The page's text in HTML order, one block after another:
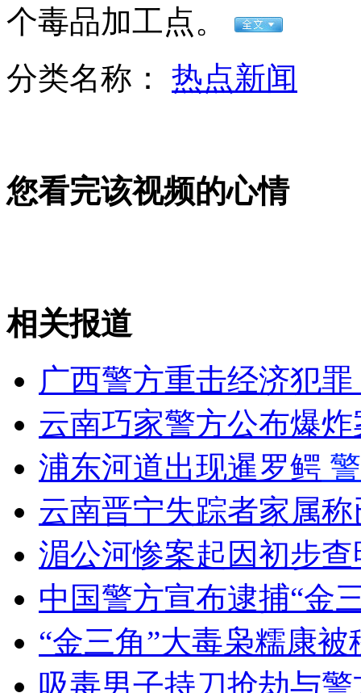
走！跟着总书记去植树
消防员救轻生者 花炮节热闹非凡 减压"枕头大战"
纽约上演“枕头大战”
司机酒驾遇交警 急速倒车逃窜
个毒品加工点。
分类名称： 热点新闻
您看完该视频的心情
相关报道
广西警方重击经济犯
云南巧家警方公布爆
浦东河道出现暹罗鳄
云南晋宁失踪者家属
湄公河惨案起因初步查
中国警方宣布逮捕“金
“金三角”大毒枭糯康
吸毒男子持刀抢劫与